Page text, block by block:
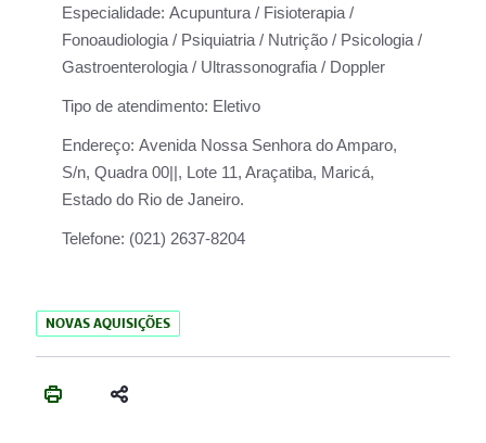
Especialidade: Acupuntura / Fisioterapia /
Fonoaudiologia / Psiquiatria / Nutrição / Psicologia /
Gastroenterologia / Ultrassonografia / Doppler
Tipo de atendimento: Eletivo
Endereço: Avenida Nossa Senhora do Amparo,
S/n, Quadra 00||, Lote 11, Araçatiba, Maricá,
Estado do Rio de Janeiro.
Telefone: (021) 2637-8204
NOVAS AQUISIÇÕES